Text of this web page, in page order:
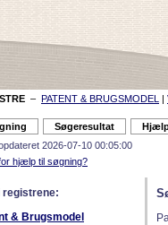
– PATENT & BRUGSMODEL |
2026-07-10 00:05:00
hjælp til søgning?
registrene:
& Brugsmodel